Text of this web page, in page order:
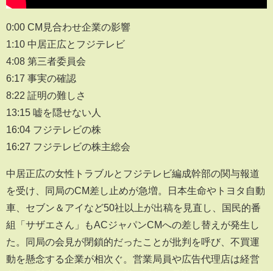
0:00 CM見合わせ企業の影響
1:10 中居正広とフジテレビ
4:08 第三者委員会
6:17 事実の確認
8:22 証明の難しさ
13:15 嘘を隠せない人
16:04 フジテレビの株
16:27 フジテレビの株主総会
中居正広の女性トラブルとフジテレビ編成幹部の関与報道
を受け、同局のCM差し止めが急増。日本生命やトヨタ自動
車、セブン＆アイなど50社以上が出稿を見直し、国民的番
組「サザエさん」もACジャパンCMへの差し替えが発生し
た。同局の会見が閉鎖的だったことが批判を呼び、不買運
動を懸念する企業が相次ぐ。営業局員や広告代理店は経営